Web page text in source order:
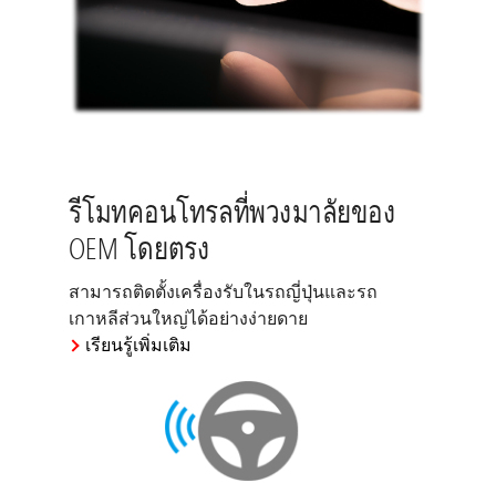
รีโมทคอนโทรลที่พวงมาลัยของ
OEM โดยตรง
สามารถติดตั้งเครื่องรับในรถญี่ปุ่นและรถ
เกาหลีส่วนใหญ่ได้อย่างง่ายดาย
เรียนรู้เพิ่มเติม